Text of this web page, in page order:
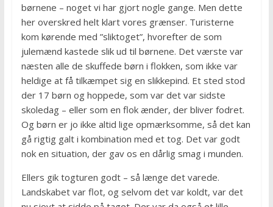
børnene – noget vi har gjort nogle gange. Men dette
her overskred helt klart vores grænser. Turisterne
kom kørende med ”sliktoget”, hvorefter de som
julemænd kastede slik ud til børnene. Det værste var
næsten alle de skuffede børn i flokken, som ikke var
heldige at få tilkæmpet sig en slikkepind. Et sted stod
der 17 børn og hoppede, som var det var sidste
skoledag – eller som en flok ænder, der bliver fodret.
Og børn er jo ikke altid lige opmærksomme, så det kan
gå rigtig galt i kombination med et tog. Det var godt
nok en situation, der gav os en dårlig smag i munden.
Ellers gik togturen godt – så længe det varede.
Landskabet var flot, og selvom det var koldt, var det